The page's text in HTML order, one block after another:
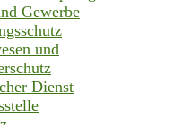
Gewerbe
und
Dienst